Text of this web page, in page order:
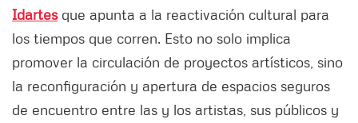
Idartesque apunta a la reactivación cultural para
los tiempos que corren. Esto no solo implica
promover la circulación de proyectos artísticos, sino
la reconfiguración y apertura de espacios seguros
de encuentro entre las y los artistas, sus públicos y